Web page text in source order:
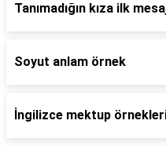
Tanımadığın kıza ilk
Soyut anlam örnek
İngilizce mektup